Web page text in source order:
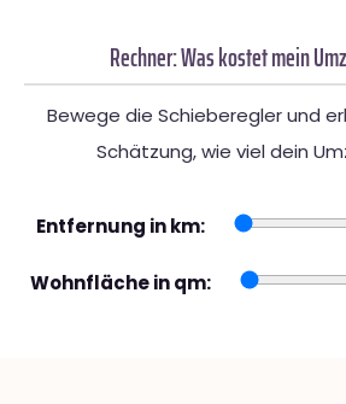
Rechner: Was kostet mein
Bewege die Schieberegler und
Schätzung, wie viel dein
Entfernung in km:
Wohnfläche in qm: